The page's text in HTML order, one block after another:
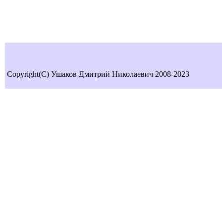
Copyright(C) Ушаков Дмитрий Николаевич 2008-2023